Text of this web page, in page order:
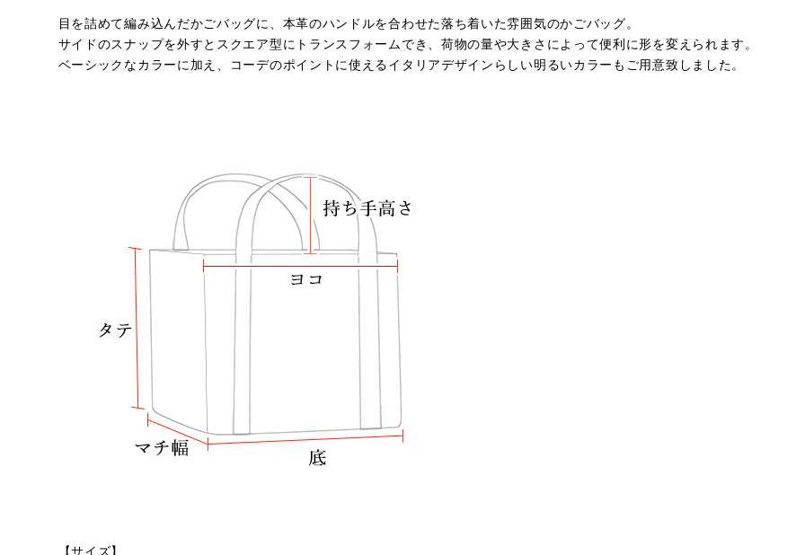
目を詰めて編み込んだかごバッグに、本革のハンドルを合わせた落ち着いた雰囲気のかごバッグ。
サイドのスナップを外すとスクエア型にトランスフォームでき、荷物の量や大きさによって便利に形を変えられます。
ベーシックなカラーに加え、コーデのポイントに使えるイタリアデザインらしい明るいカラーもご用意致しました。
【サイズ】